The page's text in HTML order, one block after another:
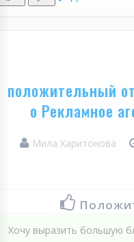
положительный
о Рекламное
Мила Харитонова
Хочу выразить большую